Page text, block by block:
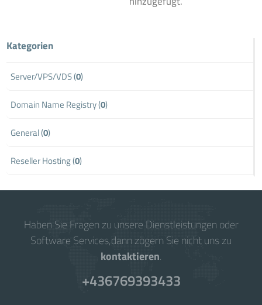
Kategorien
Server/VPS/VDS (0)
Domain Name Registry (0)
General (0)
Reseller Hosting (0)
Haben Sie Fragen zu unsere Dienstleistungen oder
Software Services,dann zögern Sie nicht uns zu
kontaktieren.
+436769393433